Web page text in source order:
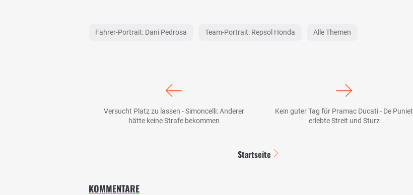
Fahrer-Portrait: Dani Pedrosa Team-Portrait: Repsol Honda Alle Themen
Versucht Platz zu lassen - Simoncelli: Anderer
hätte keine Strafe bekommen
Kein guter Tag für Pramac Ducati - De Puniet
erlebte Streit und Sturz
Startseite
KOMMENTARE